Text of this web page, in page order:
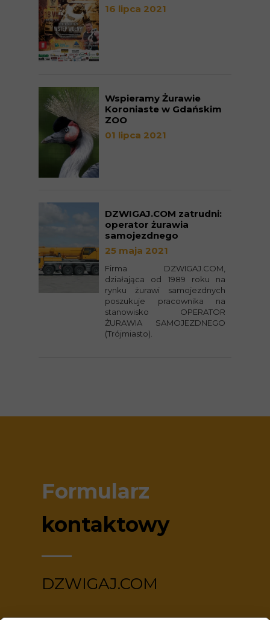
16 lipca 2021
Wspieramy Żurawie
Koroniaste w Gdańskim
ZOO
01 lipca 2021
DZWIGAJ.COM zatrudni:
operator żurawia
samojezdnego
25 maja 2021
Firma DZWIGAJ.COM,
działająca od 1989 roku na
rynku żurawi samojezdnych
poszukuje pracownika na
stanowisko OPERATOR
ŻURAWIA SAMOJEZDNEGO
(Trójmiasto).
DZWIGAJ.COM
Formularz
kontaktowy